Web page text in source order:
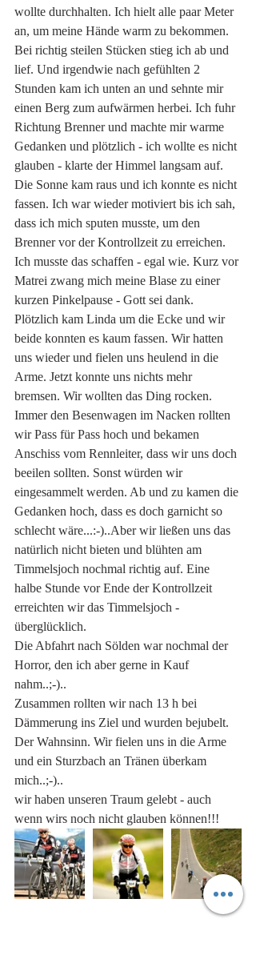
wollte durchhalten. Ich hielt alle paar Meter
an, um meine Hände warm zu bekommen.
Bei richtig steilen Stücken stieg ich ab und
lief. Und irgendwie nach gefühlten 2
Stunden kam ich unten an und sehnte mir
einen Berg zum aufwärmen herbei. Ich fuhr
Richtung Brenner und machte mir warme
Gedanken und plötzlich - ich wollte es nicht
glauben - klarte der Himmel langsam auf.
Die Sonne kam raus und ich konnte es nicht
fassen. Ich war wieder motiviert bis ich sah,
dass ich mich sputen musste, um den
Brenner vor der Kontrollzeit zu erreichen.
Ich musste das schaffen - egal wie. Kurz vor
Matrei zwang mich meine Blase zu einer
kurzen Pinkelpause - Gott sei dank.
Plötzlich kam Linda um die Ecke und wir
beide konnten es kaum fassen. Wir hatten
uns wieder und fielen uns heulend in die
Arme. Jetzt konnte uns nichts mehr
bremsen. Wir wollten das Ding rocken.
Immer den Besenwagen im Nacken rollten
wir Pass für Pass hoch und bekamen
Anschiss vom Rennleiter, dass wir uns doch
beeilen sollten. Sonst würden wir
eingesammelt werden. Ab und zu kamen die
Gedanken hoch, dass es doch garnicht so
schlecht wäre...:-)..Aber wir ließen uns das
natürlich nicht bieten und blühten am
Timmelsjoch nochmal richtig auf. Eine
halbe Stunde vor Ende der Kontrollzeit
erreichten wir das Timmelsjoch -
überglücklich.
Die Abfahrt nach Sölden war nochmal der
Horror, den ich aber gerne in Kauf
nahm..;-)..
Zusammen rollten wir nach 13 h bei
Dämmerung ins Ziel und wurden bejubelt.
Der Wahnsinn. Wir fielen uns in die Arme
und ein Sturzbach an Tränen überkam
mich..;-)..
wir haben unseren Traum gelebt - auch
wenn wirs noch nicht glauben können!!!